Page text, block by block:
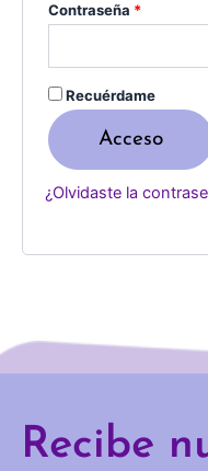
Contraseña *
Recuérdame
Acceso
¿Olvidaste la
Recibe